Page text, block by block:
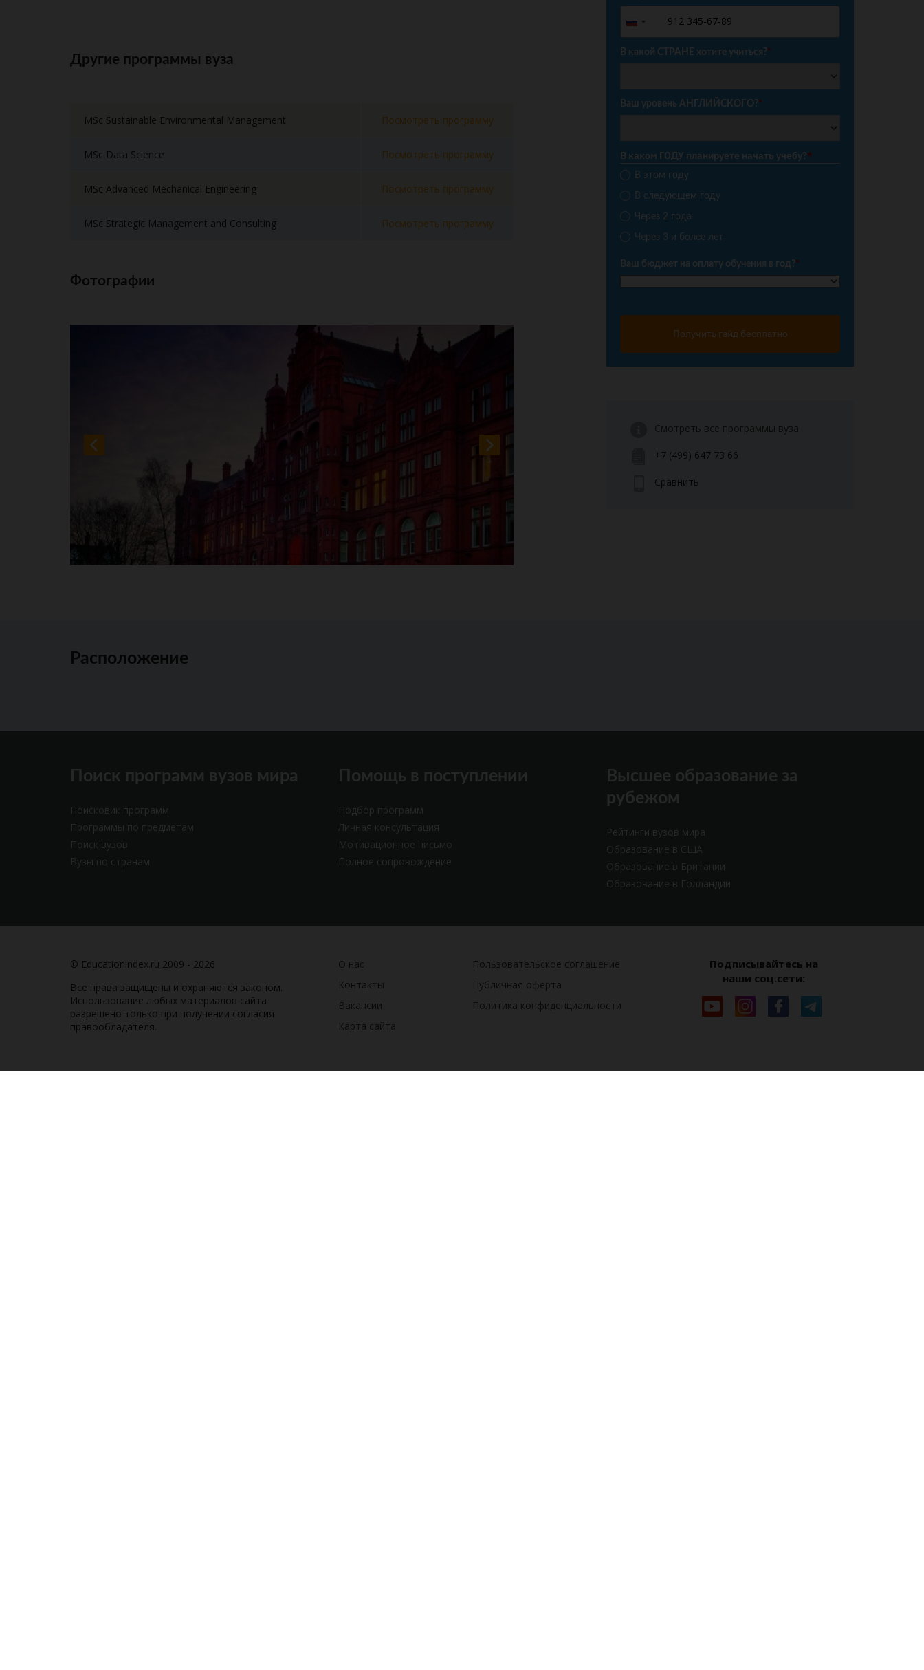
Другие программы вуза
MSc Sustainable Environmental Management Посмотреть программу
MSc Data Science Посмотреть программу
MSc Advanced Mechanical Engineering Посмотреть программу
MSc Strategic Management and Consulting Посмотреть программу
Фотографии
Russia
+7
В какой СТРАНЕ хотите учиться?*
Ваш уровень АНГЛИЙСКОГО?*
В каком ГОДУ планируете начать учебу?*
В этом году
В следующем году
Через 2 года
Через 3 и более лет
Ваш бюджет на оплату обучения в год?*
Получить гайд бесплатно
Смотреть все программы вуза
+7 (499) 647 73 66
Сравнить
Расположение
Поиск программ вузов мира
Поисковик программ
Программы по предметам
Поиск вузов
Вузы по странам
Помощь в поступлении
Подбор программ
Личная консультация
Мотивационное письмо
Полное сопровождение
Высшее образование за
рубежом
Рейтинги вузов мира
Образование в США
Образование в Британии
Образование в Голландии
© Educationindex.ru 2009 - 2026
Все права защищены и охраняются законом.
Использование любых материалов сайта
разрешено только при получении согласия
правообладателя.
О нас
Контакты
Вакансии
Карта сайта
Пользовательское соглашение
Публичная оферта
Политика конфиденциальности
Подписывайтесь на
наши соц.сети: